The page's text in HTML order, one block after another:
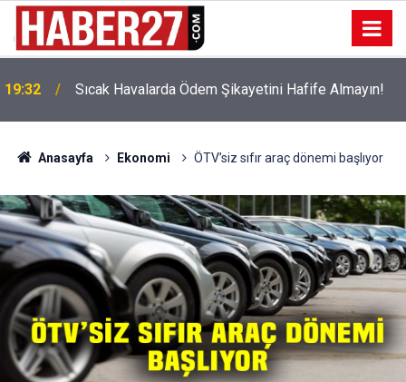
19:32 Sıcak Havalarda Ödem Şikayetini Hafife Almayın!
Anasayfa Ekonomi ÖTV’siz sıfır araç dönemi başlıyor